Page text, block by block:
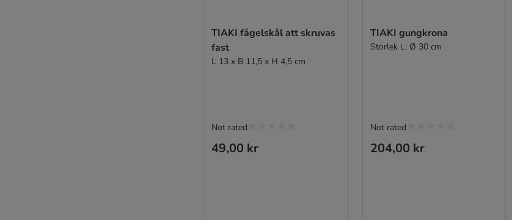
TIAKI fågelskål att skruvas
fast
L 13 x B 11,5 x H 4,5 cm
49,00 kr
Not rated
TIAKI gungkrona
Storlek L: Ø 30 cm
204,00 kr
Not rated